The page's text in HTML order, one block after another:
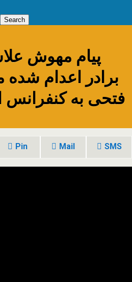
پیام مهوش
برادر اعدام شده
Pin Mail SMS